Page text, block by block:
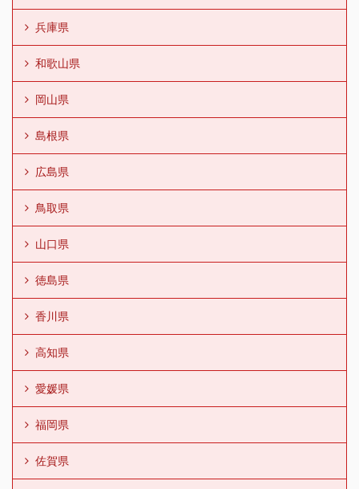
兵庫県
和歌山県
岡山県
島根県
広島県
鳥取県
山口県
徳島県
香川県
高知県
愛媛県
福岡県
佐賀県